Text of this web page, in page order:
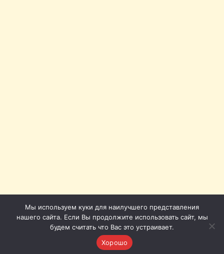
Мы используем куки для наилучшего представления
нашего сайта. Если Вы продолжите использовать сайт, мы
будем считать что Вас это устраивает.
Хорошо